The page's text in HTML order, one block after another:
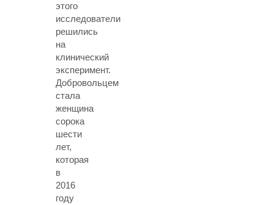
этого
исследователи
решились
на
клинический
эксперимент.
Добровольцем
стала
женщина
сорока
шести
лет,
которая
в
2016
году